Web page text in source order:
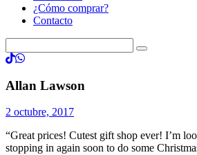
¿Cómo comprar?
Contacto
Allan Lawson
2 octubre, 2017
“Great prices! Cutest gift shop ever! I’m
stopping in again soon to do some